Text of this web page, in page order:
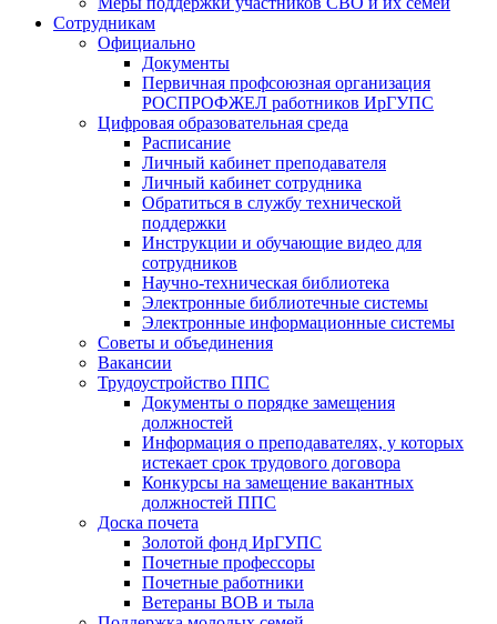
Сотрудникам
Официально
Документы
Первичная профсоюзная организация
РОСПРОФЖЕЛ работников ИрГУПС
Цифровая образовательная среда
Расписание
Личный кабинет преподавателя
Личный кабинет сотрудника
Обратиться в службу технической
поддержки
Инструкции и обучающие видео для
сотрудников
Научно-техническая библиотека
Электронные библиотечные системы
Электронные информационные системы
Советы и объединения
Вакансии
Трудоустройство ППС
Документы о порядке замещения
должностей
Информация о преподавателях, у которых
истекает срок трудового договора
Конкурсы на замещение вакантных
должностей ППС
Доска почета
Золотой фонд ИрГУПС
Почетные профессоры
Почетные работники
Ветераны ВОВ и тыла